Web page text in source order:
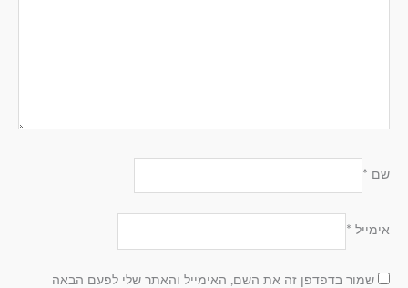
שם *
אימייל *
שמור בדפדפן זה את השם, האימייל והאתר שלי לפעם הבאה